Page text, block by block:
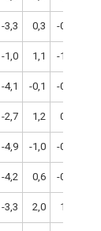
-3,3 0,3 -0,7
-1,0 1,1 -1,2
-4,1 -0,1 -0,6
-2,7 1,2 0,1
-4,9 -1,0 -0,6
-4,2 0,6 -0,4
-3,3 2,0 1,0